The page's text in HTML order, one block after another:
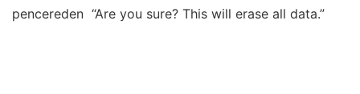
pencereden “Are you sure? This will erase all data.”